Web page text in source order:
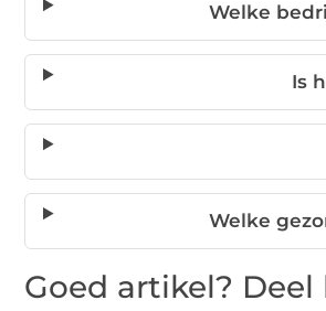
Welke
Is
Welke
Goed artikel?